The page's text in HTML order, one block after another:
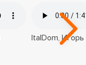
ItalDom, Игорь